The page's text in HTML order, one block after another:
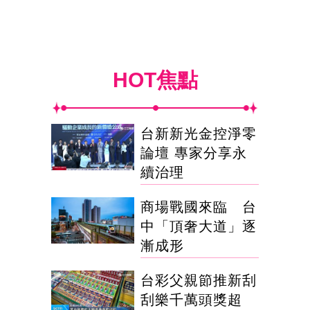
HOT焦點
台新新光金控淨零
論壇 專家分享永
續治理
商場戰國來臨 台
中「頂奢大道」逐
漸成形
台彩父親節推新刮
刮樂千萬頭獎超